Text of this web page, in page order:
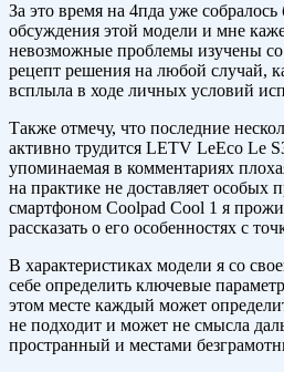
За это время на 4пда уже собралось
обсуждения этой модели и мне
невозможные проблемы изучены
рецепт решения на любой случай,
всплыла в ходе личных условий
Также отмечу, что последние
активно трудится LETV LeEco Le
упоминаемая в комментариях
на практике не доставляет особых
смартфоном Coolpad Cool 1 я
рассказать о его особенностях с
В характеристиках модели я со
себе определить ключевые
этом месте каждый может
не подходит и может не смысла
пространный и местами